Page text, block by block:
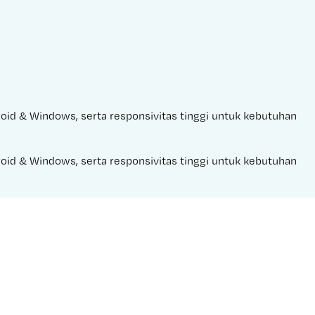
& Windows, serta responsivitas tinggi untuk kebutuhan
& Windows, serta responsivitas tinggi untuk kebutuhan